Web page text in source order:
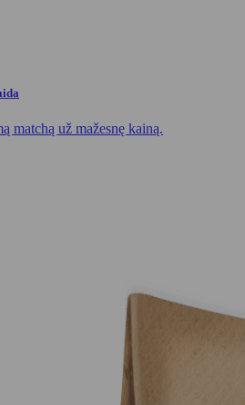
matchą už mažesnę kainą.